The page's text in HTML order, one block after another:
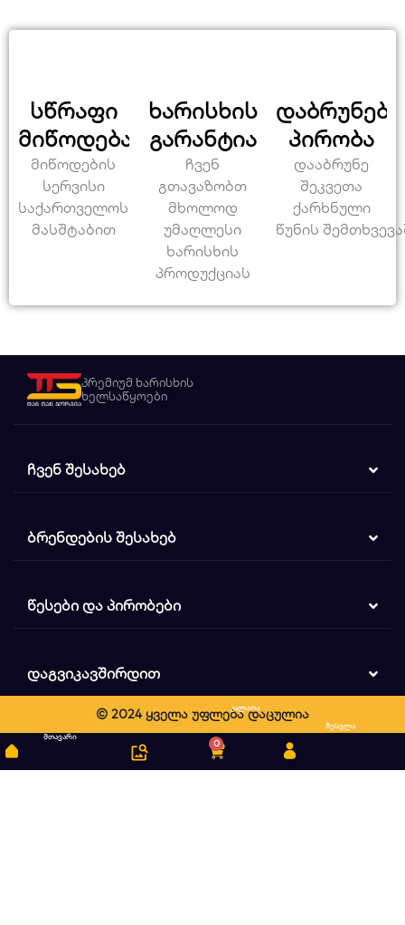
სწრაფი
მიწოდება
მიწოდების
სერვისი
საქართველოს
მასშტაბით
ხარისხის
გარანტია
ჩვენ
გთავაზობთ
მხოლოდ
უმაღლესი
ხარისხის
პროდუქციას
პირობა
დააბრუნე
შეკვეთა
ქარხნული
წუნის
პრემიუმ ხარისხის
ხელსაწყოები
ᲩᲕᲔᲜ ᲨᲔᲡᲐᲮᲔᲑ
ᲑᲠᲔᲜᲓᲔᲑᲘᲡ ᲨᲔᲡᲐᲮᲔᲑ
ᲬᲔᲡᲔᲑᲘ ᲓᲐ ᲞᲘᲠᲝᲑᲔᲑᲘ
ᲓᲐᲒᲕᲘᲙᲐᲕᲨᲘᲠᲓᲘᲗ
© 2024 ყველა უფლება დაცულია
მთავარი
ძიება
0
კალათა
შესვლა